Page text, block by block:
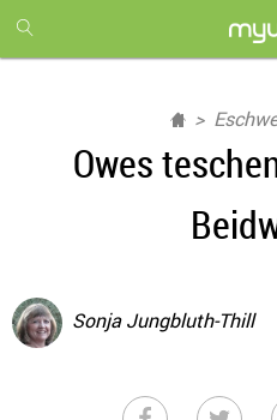
month
free
Owes
Sonja Jungbluth-Thill